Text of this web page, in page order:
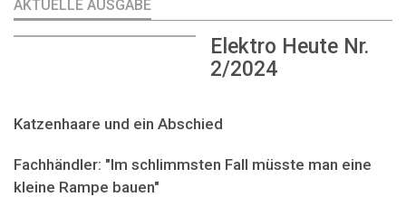
AKTUELLE AUSGABE
Elektro Heute Nr.
2/2024
Katzenhaare und ein Abschied
Fachhändler: "Im schlimmsten Fall müsste man eine
kleine Rampe bauen"